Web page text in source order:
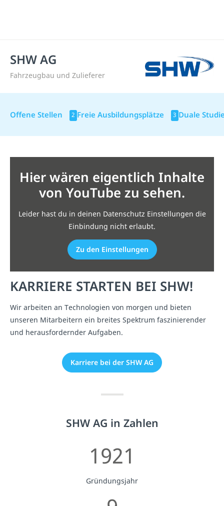
SHW AG
Fahrzeugbau und Zulieferer
Offene Stellen 2 Freie Ausbildungsplätze 3 Duale
KARRIERE STARTEN BEI SHW!
Wir arbeiten an Technologien von morgen und bieten
unseren Mitarbeitern ein breites Spektrum faszinierender
und herausfordernder Aufgaben.
Karriere bei der SHW AG
Hier wären eigentlich Inhalte
von YouTube zu sehen.
Leider hast du in deinen Datenschutz Einstellungen die
Einbindung nicht erlaubt.
Zu den Einstellungen
SHW AG in Zahlen
1921
Gründungsjahr